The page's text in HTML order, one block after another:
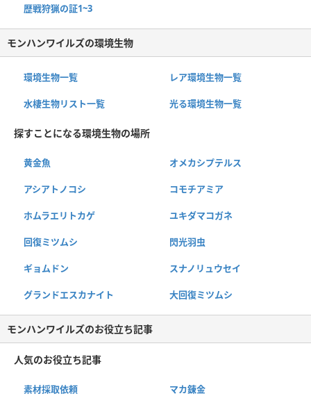
歴戦狩猟の証1~3
モンハンワイルズの環境生物
環境生物一覧 レア環境生物一覧
水棲生物リスト一覧 光る環境生物一覧
探すことになる環境生物の場所
黄金魚 オメカシプテルス
アシアトノコシ コモチアミア
ホムラエリトカゲ ユキダマコガネ
回復ミツムシ 閃光羽虫
ギョムドン スナノリュウセイ
グランドエスカナイト 大回復ミツムシ
モンハンワイルズのお役立ち記事
人気のお役立ち記事
素材採取依頼 マカ錬金